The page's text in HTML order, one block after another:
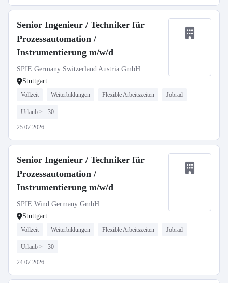
Senior Ingenieur / Techniker für
Prozessautomation /
Instrumentierung m/w/d
SPIE Germany Switzerland Austria GmbH
Stuttgart
Vollzeit Weiterbildungen Flexible Arbeitszeiten Jobrad
Urlaub >= 30
25.07.2026
Senior Ingenieur / Techniker für
Prozessautomation /
Instrumentierung m/w/d
SPIE Wind Germany GmbH
Stuttgart
Vollzeit Weiterbildungen Flexible Arbeitszeiten Jobrad
Urlaub >= 30
24.07.2026